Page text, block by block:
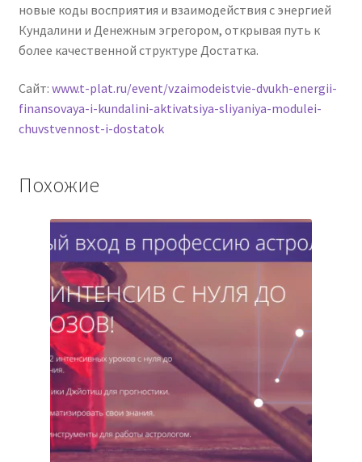
новые коды восприятия и взаимодействия с энергией
Кундалини и Денежным эгрегором, открывая путь к
более качественной структуре Достатка.
Сайт: www.t-plat.ru/event/vzaimodeistvie-dvukh-energii-
finansovaya-i-kundalini-aktivatsiya-sliyaniya-modulei-
chuvstvennost-i-dostatok
Похожие